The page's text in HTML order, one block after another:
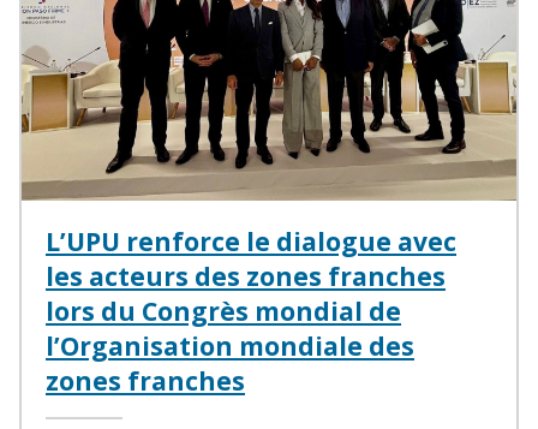
L’UPU renforce le dialogue avec
les acteurs des zones franches
lors du Congrès mondial de
l’Organisation mondiale des
zones franches